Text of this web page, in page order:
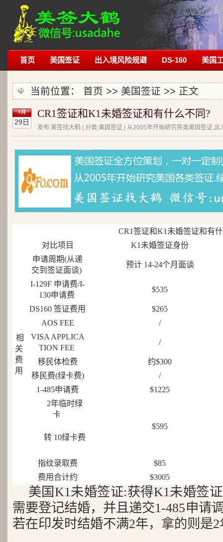
首页 美国签证 出入境风险规避 DS-160 美国
当前位置： 首页 >> 美国签证 >> 正文
7月
29日
CR1签证和K1未婚签证和有什么不同?
发布:美签找大鹤 | 分类:美国签证 | 从2005年开始研究各类美国签证,出
相
关
费
用
CR1签证和K1未婚签证和有
对比项目
K1未婚签证身份
申请周期(从递
交到签证面谈)
预计 14-24个月面谈
I-129F 申请费/I-
130申请费
$535
DS160 签证费用
$265
AOS FEE
/
VISA APPLICA
TION FEE
/
移民体检费
约$300
移民费(绿卡费)
/
1-485申请费
$1225
2年临时绿
卡
转 10绿卡费
$595
指纹录取费
$85
费用合计约
$3005
美国K1未婚签证:获得K1未婚签
需要登记结婚，并且递交1-485申请
若在印发时结婚不满2年，拿的则是